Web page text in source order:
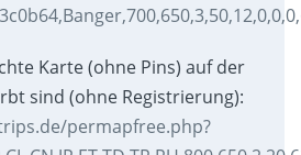
Karte (ohne Pins) auf der
sind (ohne Registrierung):
permapfree.php?